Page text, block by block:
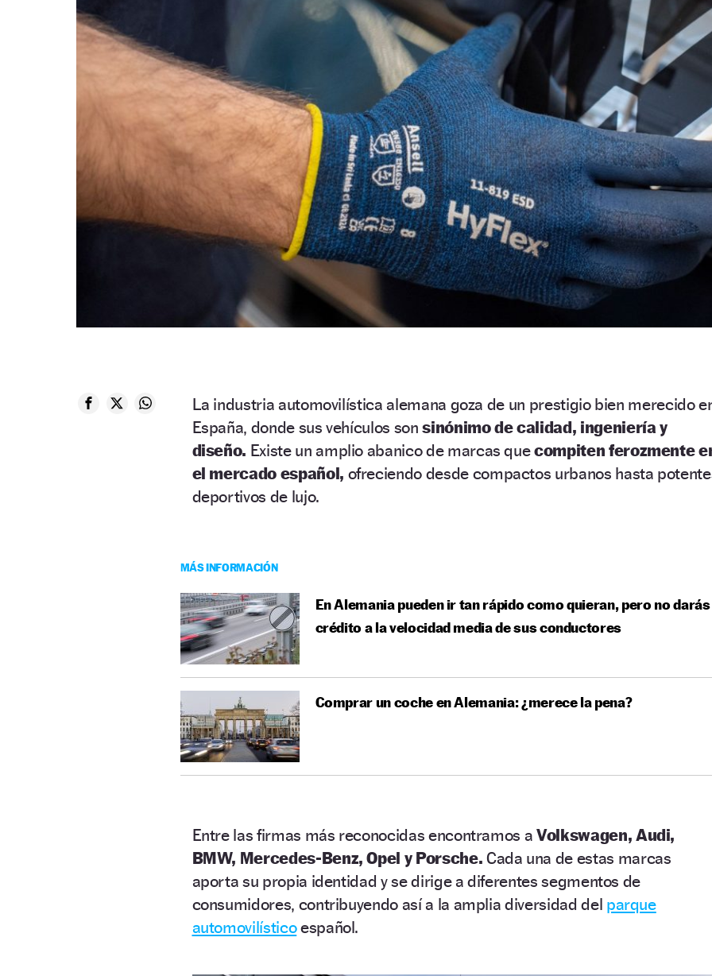
La industria automovilística alemana goza de un prestigio bien merecido
España, donde sus vehículos sonsinónimo de calidad, ingeniería y
diseño. Existe un amplio abanico de marcas quecompiten ferozmente
el mercado español, ofreciendo desde compactos urbanos hasta
deportivos de lujo.
MÁS INFORMACIÓN
En Alemania pueden ir tan rápido como quieran, pero no darás
crédito a la velocidad media de sus conductores
Comprar un coche en Alemania: ¿merece la pena?
Entre las firmas más reconocidas encontramos aVolkswagen, Audi,
BMW, Mercedes-Benz, Opel y Porsche. Cada una de estas marcas
aporta su propia identidad y se dirige a diferentes segmentos de
consumidores, contribuyendo así a la amplia diversidad del parque
automovilísticoespañol.